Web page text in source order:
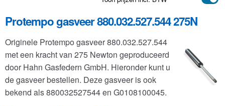
Toepassingen
Klantenservice
FAQ
Protempo gasveer 880.032.527.544 275N
Originele Protempo gasveer 880.032.527.544
met een kracht van 275 Newton geproduceerd
door Hahn Gasfedern GmbH. Hieronder kunt u
de gasveer bestellen. Deze gasveer is ook
bekend als 880032527544 en G0108100045.